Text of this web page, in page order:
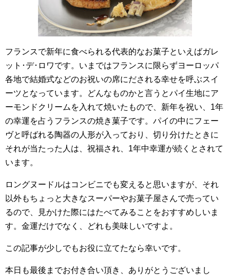
フランスで新年に食べられる代表的なお菓子といえばガレ
ット･デ･ロワです。いまではフランスに限らずヨーロッパ
各地で結婚式などのお祝いの席にだされる幸せを呼ぶスイ
ーツとなっています。どんなものかと言うとパイ生地にア
ーモンドクリームを入れて焼いたもので、新年を祝い、1年
の幸運を占うフランスの焼き菓子です。パイの中にフェー
ヴと呼ばれる陶器の人形が入っており、切り分けたときに
それが当たった人は、祝福され、1年中幸運が続くとされて
います。
ロングヌードルはコンビニでも変えると思いますが、それ
以外もちょっと大きなスーパーやお菓子屋さんで売ってい
るので、見かけた際にはたべてみることをおすすめしいま
す。金運だけでなく、どれも美味しいですよ。
この記事が少しでもお役に立てたなら幸いです。
本日も最後までお付き合い頂き、ありがとうございまし